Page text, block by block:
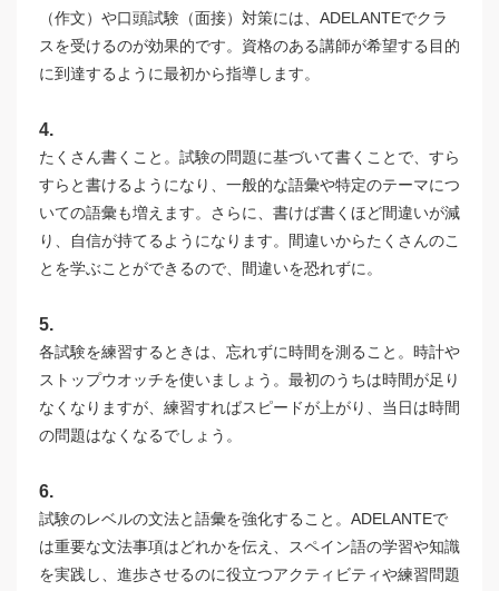
（作文）や口頭試験（面接）対策には、ADELANTEでクラ
スを受けるのが効果的です。資格のある講師が希望する目的
に到達するように最初から指導します。
4.
たくさん書くこと。試験の問題に基づいて書くことで、すら
すらと書けるようになり、一般的な語彙や特定のテーマにつ
いての語彙も増えます。さらに、書けば書くほど間違いが減
り、自信が持てるようになります。間違いからたくさんのこ
とを学ぶことができるので、間違いを恐れずに。
5.
各試験を練習するときは、忘れずに時間を測ること。時計や
ストップウオッチを使いましょう。最初のうちは時間が足り
なくなりますが、練習すればスピードが上がり、当日は時間
の問題はなくなるでしょう。
6.
試験のレベルの文法と語彙を強化すること。ADELANTEで
は重要な文法事項はどれかを伝え、スペイン語の学習や知識
を実践し、進歩させるのに役立つアクティビティや練習問題